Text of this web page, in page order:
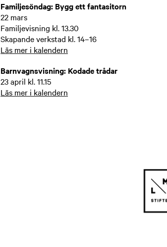
Familjesöndag: Bygg ett fantasitorn
22 mars
Familjevisning kl. 13.30
Skapande verkstad kl. 14–16
Läs mer i kalendern
Barnvagnsvisning: Kodade trådar
23 april kl. 11.15
Läs mer i kalendern